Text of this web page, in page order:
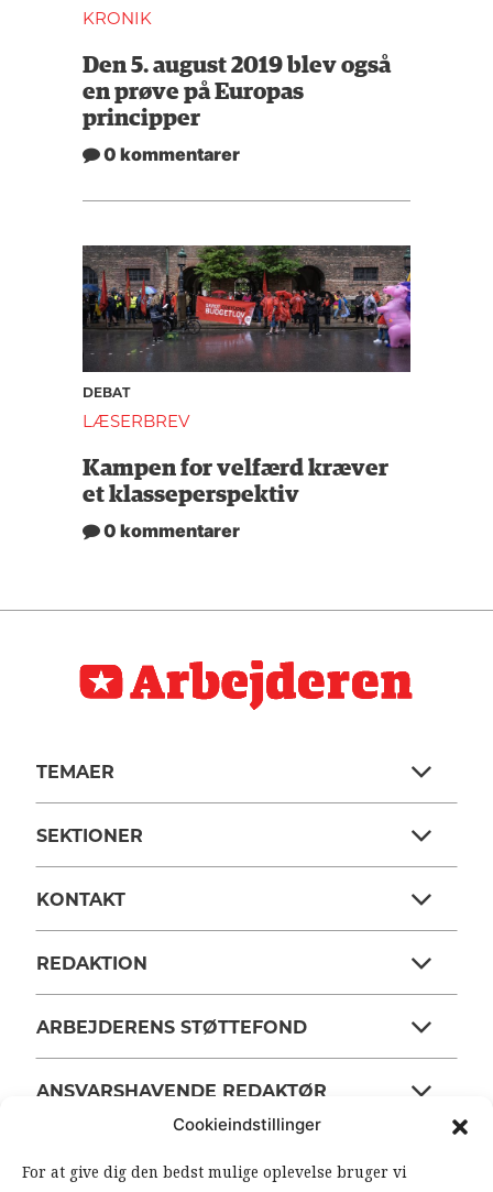
Cookieindstillinger
For at give dig den bedst mulige oplevelse bruger vi
KRONIK
Den 5. august 2019 blev også
en prøve på Europas
principper
0 kommentarer
DEBAT
LÆSERBREV
Kampen for velfærd kræver
et klasseperspektiv
0 kommentarer
TEMAER
SEKTIONER
KONTAKT
REDAKTION
ARBEJDERENS STØTTEFOND
ANSVARSHAVENDE REDAKTØR
OM ARBEJDEREN